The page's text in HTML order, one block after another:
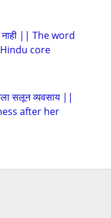
नाही || The word
core
सलून व्यवसाय ||
after her